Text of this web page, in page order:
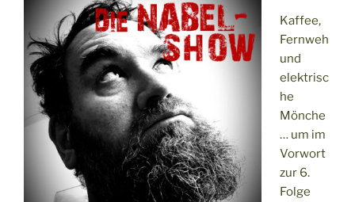
Kaffee,
Fernweh
und
elektrisc
he
Mönche
… um im
Vorwort
zur 6.
Folge